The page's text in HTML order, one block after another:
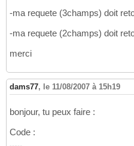
-ma requete (3champs) doit
-ma requete (2champs) doit
merci
dams77, le 11/08/2007 à 15h19
bonjour, tu peux faire :
Code :